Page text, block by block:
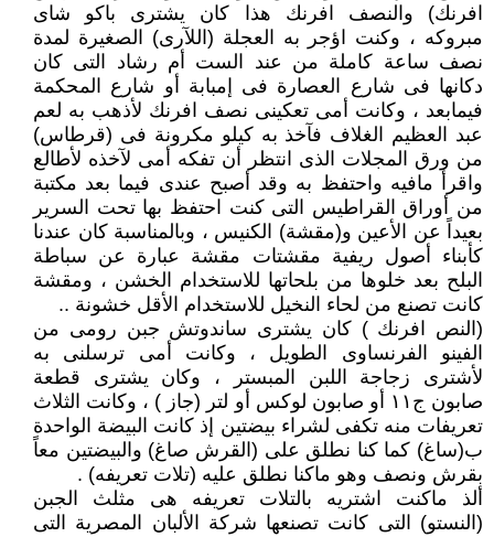
افرنك) والنصف افرنك هذا كان يشترى باكو شاى
مبروكه ، وكنت اؤجر به العجلة (اللآرى) الصغيرة لمدة
نصف ساعة كاملة من عند الست أم رشاد التى كان
دكانها فى شارع العصارة فى إمبابة أو شارع المحكمة
فيمابعد ، وكانت أمى تعكينى نصف افرنك لأذهب به لعم
عبد العظيم الغلاف فآخذ به كيلو مكرونة فى (قرطاس)
من ورق المجلات الذى انتظر أن تفكه أمى لآخذه لأطالع
واقرأ مافيه واحتفظ به وقد أصبح عندى فيما بعد مكتبة
من أوراق القراطيس التى كنت احتفظ بها تحت السرير
بعيداً عن الأعين و(مقشة) الكنيس ، وبالمناسبة كان عندنا
كأبناء أصول ريفية مقشتات مقشة عبارة عن سباطة
البلح بعد خلوها من بلحاتها للاستخدام الخشن ، ومقشة
كانت تصنع من لحاء النخيل للاستخدام الأقل خشونة ..
(النص افرنك ) كان يشترى ساندوتش جبن رومى من
الفينو الفرنساوى الطويل ، وكانت أمى ترسلنى به
لأشترى زجاجة اللبن المبستر ، وكان يشترى قطعة
صابون ج١١ أو صابون لوكس أو لتر (جاز ) ، وكانت الثلاث
تعريفات منه تكفى لشراء بيضتين إذ كانت البيضة الواحدة
ب(ساغ) كما كنا نطلق على (القرش صاغ) والبيضتين معاً
بقرش ونصف وهو ماكنا نطلق عليه (تلات تعريفه) .
ألذ ماكنت اشتريه بالتلات تعريفه هى مثلث الجبن
(النستو) التى كانت تصنعها شركة الألبان المصرية التى